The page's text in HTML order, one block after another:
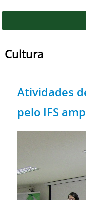
Cultura
Atividades
pelo IFS